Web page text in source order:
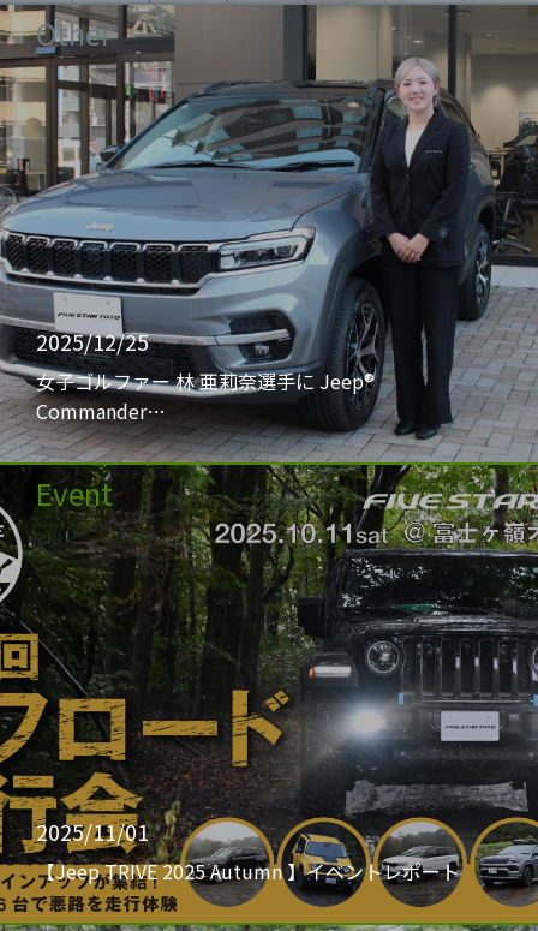
Other
2025/12/25
女子ゴルファー 林 亜莉奈選手に Jeep®
Commander…
Event
2025/11/01
【Jeep TRIVE 2025 Autumn 】イベントレポート